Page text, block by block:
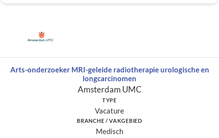
Arts-onderzoeker MRI-geleide radiotherapie urologische en
longcarcinomen
Amsterdam UMC
TYPE
Vacature
BRANCHE / VAKGEBIED
Medisch